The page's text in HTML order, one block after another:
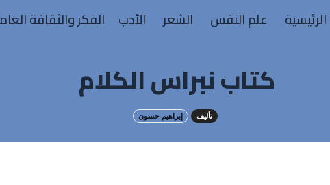
الرئيسية علم النفس الشعر الأدب الفكر والثقافة
كتاب نبراس الكلام
تأليف إبراهيم حسون